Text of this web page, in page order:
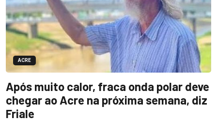
ACRE
Após muito calor, fraca onda polar deve
chegar ao Acre na próxima semana, diz
Friale